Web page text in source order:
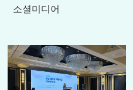
소셜미디어